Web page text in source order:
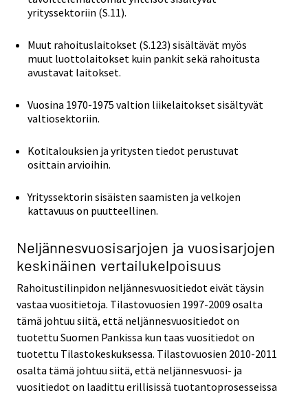
yrityssektoriin (S.11).
Muut rahoituslaitokset (S.123) sisältävät myös
muut luottolaitokset kuin pankit sekä rahoitusta
avustavat laitokset.
Vuosina 1970-1975 valtion liikelaitokset sisältyvät
valtiosektoriin.
Kotitalouksien ja yritysten tiedot perustuvat
osittain arvioihin.
Yrityssektorin sisäisten saamisten ja velkojen
kattavuus on puutteellinen.
Neljännesvuosisarjojen ja vuosisarjojen
keskinäinen vertailukelpoisuus
Rahoitustilinpidon neljännesvuositiedot eivät täysin
vastaa vuositietoja. Tilastovuosien 1997-2009 osalta
tämä johtuu siitä, että neljännesvuositiedot on
tuotettu Suomen Pankissa kun taas vuositiedot on
tuotettu Tilastokeskuksessa. Tilastovuosien 2010-2011
osalta tämä johtuu siitä, että neljännesvuosi- ja
vuositiedot on laadittu erillisissä tuotantoprosesseissa